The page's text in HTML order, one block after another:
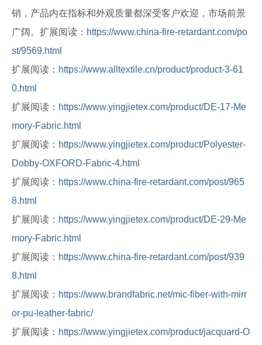
销，产品内在指标和外观质量都深受客户欢迎，市场前景
广阔。扩展阅读： https://www.china-fire-retardant.com/po
st/9569.html
扩展阅读： https://www.alltextile.cn/product/product-3-61
0.html
扩展阅读： https://www.yingjietex.com/product/DE-17-Me
mory-Fabric.html
扩展阅读： https://www.yingjietex.com/product/Polyester-
Dobby-OXFORD-Fabric-4.html
扩展阅读： https://www.china-fire-retardant.com/post/965
8.html
扩展阅读： https://www.yingjietex.com/product/DE-29-Me
mory-Fabric.html
扩展阅读： https://www.china-fire-retardant.com/post/939
8.html
扩展阅读： https://www.brandfabric.net/mic-fiber-with-mirr
or-pu-leather-fabric/
扩展阅读： https://www.yingjietex.com/product/jacquard-O